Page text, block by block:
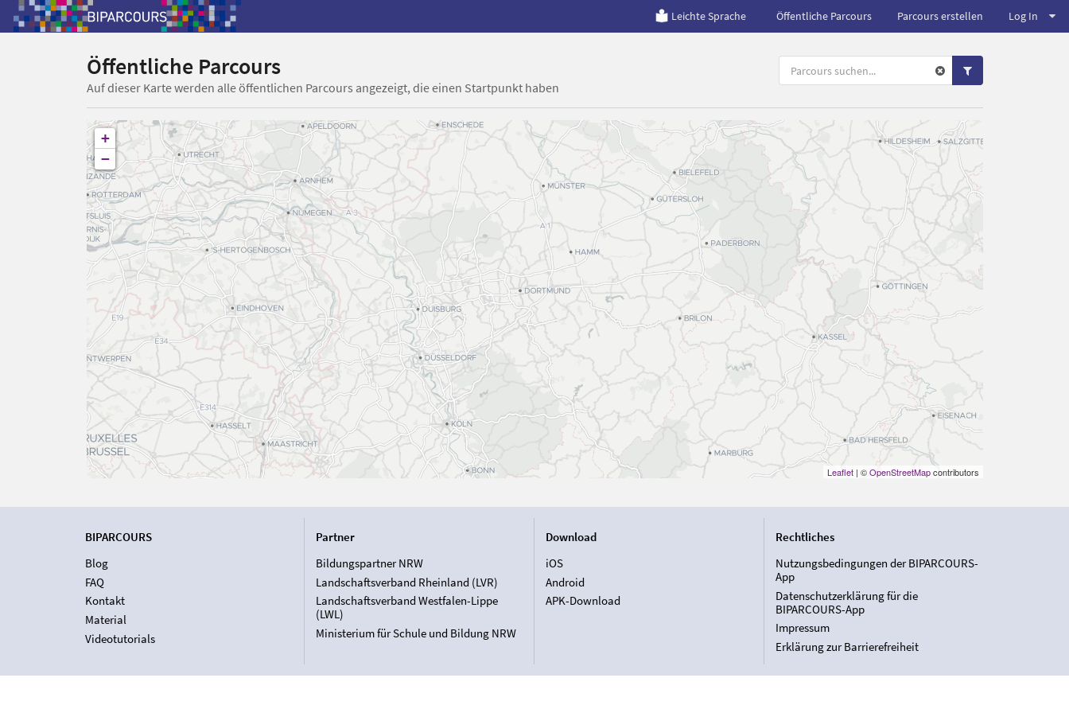
Leichte Sprache Öffentliche Parcours Parcours erstellen Log In
Öffentliche Parcours
Auf dieser Karte werden alle öffentlichen Parcours angezeigt, die einen Startpunkt haben
+
−
Leaflet| ©OpenStreetMapcontributors
BIPARCOURS
Blog
FAQ
Kontakt
Material
Videotutorials
Partner
Bildungspartner NRW
Landschaftsverband Rheinland (LVR)
Landschaftsverband Westfalen-Lippe
(LWL)
Ministerium für Schule und Bildung NRW
Download
iOS
Android
APK-Download
Rechtliches
Nutzungsbedingungen der BIPARCOURS-
App
Datenschutzerklärung für die
BIPARCOURS-App
Impressum
Erklärung zur Barrierefreiheit